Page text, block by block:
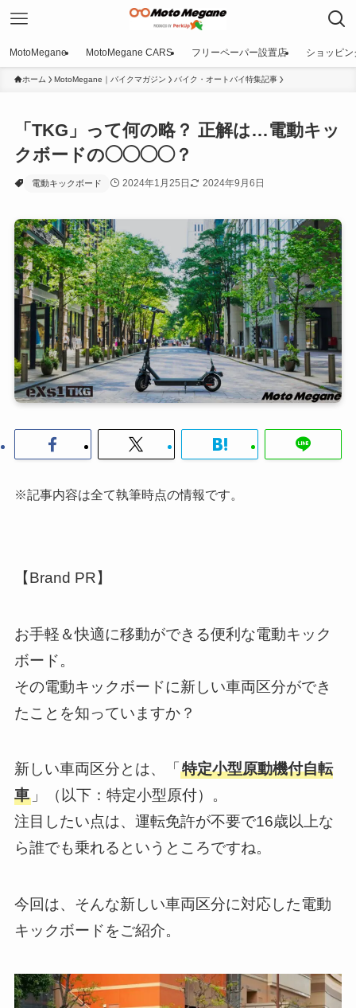
MotoMegane MotoMegane CARS フリーペーパー設置店 ショッピン
ホーム MotoMegane｜バイクマガジン バイク・オートバイ特集記事
「TKG」って何の略？ 正解は…電動キッ
クボードの◯◯◯◯？
電動キックボード 2024年1月25日 2024年9月6日
※記事内容は全て執筆時点の情報です。
【Brand PR】
お手軽＆快適に移動ができる便利な電動キック
ボード。
その電動キックボードに新しい車両区分ができ
たことを知っていますか？
新しい車両区分とは、「 特定小型原動機付自転
車」（以下：特定小型原付）。
注目したい点は、運転免許が不要で16歳以上な
ら誰でも乗れるというところですね。
今回は、そんな新しい車両区分に対応した電動
キックボードをご紹介。